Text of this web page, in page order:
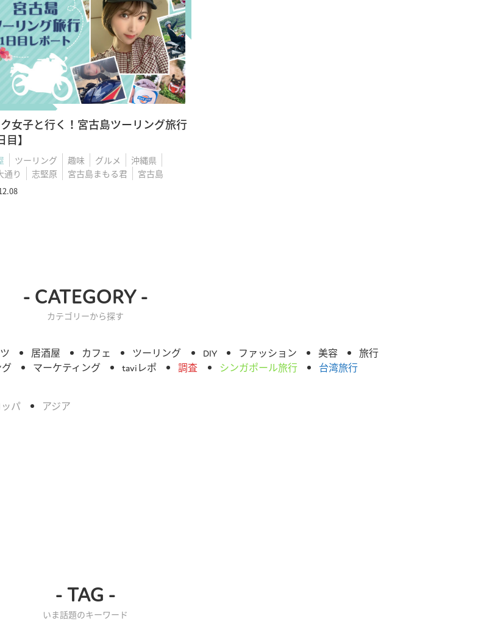
女子と行く！宮古島ツーリング旅行
目】
ツーリング 趣味 グルメ
沖縄県
通り
志堅原 宮古島まもる君 宮古島
- CATEGORY -
カテゴリーから探す
居酒屋 カフェ ツーリング DIY ファッション 美容
旅行
グ マーケティング taviレポ 調査 シンガポール旅行 台湾旅行
パ アジア
- TAG -
いま話題のキーワード